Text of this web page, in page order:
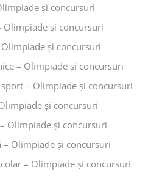
și concursuri
Olimpiade și concursuri
și concursuri
– Olimpiade și concursuri
– Olimpiade și concursuri
și concursuri
Olimpiade și concursuri
– Olimpiade și concursuri
– Olimpiade și concursuri